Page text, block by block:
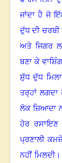
ਜਾਂਦਾ ਹੈ ਜੋ
ਦੁੱਧ ਦੀ
ਅਤੇ ਜਿਗਰ
ਬਣਾ ਕੇ
ਸ਼ੁੱਧ ਦੁੱਧ ਮਿਲਾ
ਤਰ੍ਹਾਂ ਲਗਦਾ
ਲੋਕ ਜ਼ਿਆਦਾ
ਹੋਰ ਰਸਾਇਣ
ਪ੍ਰਣਾਲੀ
ਨਹੀਂ ਮਿਲਦੀ।